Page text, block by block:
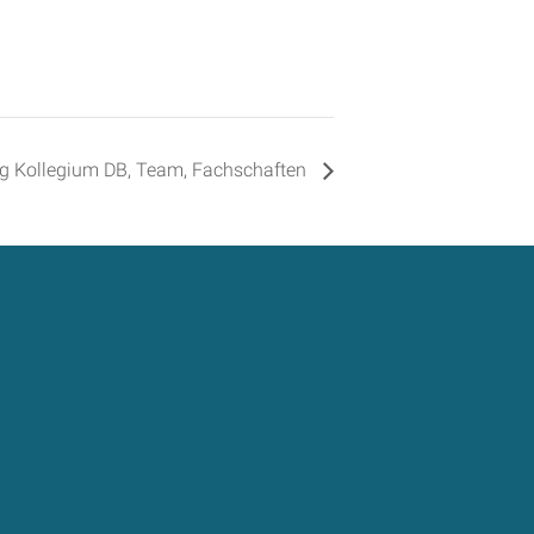
Kollegium DB, Team, Fachschaften